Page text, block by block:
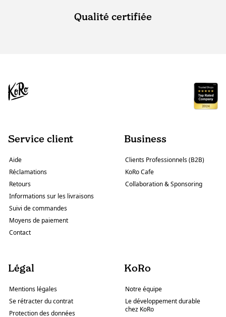
Qualité certifiée
Service client
Aide
Réclamations
Retours
Informations sur les livraisons
Suivi de commandes
Moyens de paiement
Contact
Business
Clients Professionnels (B2B)
KoRo Cafe
Collaboration & Sponsoring
Légal
Mentions légales
Se rétracter du contrat
Protection des données
KoRo
Notre équipe
Le développement durable
chez KoRo